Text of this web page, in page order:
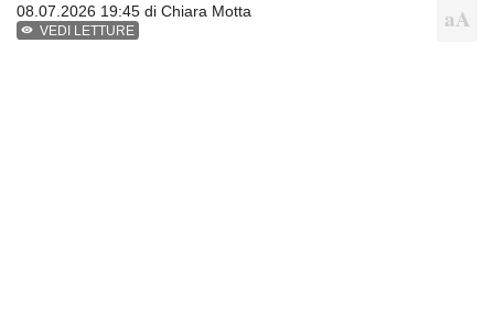
08.07.2026 19:45 di Chiara Motta
VEDI LETTURE